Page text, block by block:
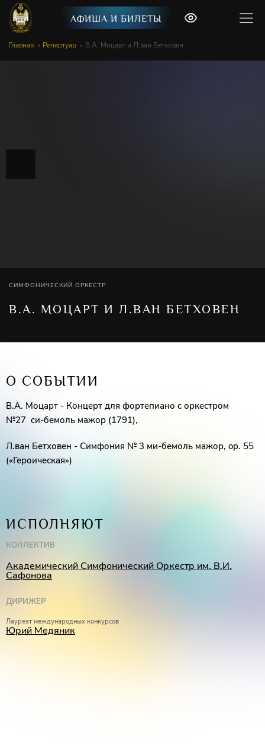
АФИША И БИЛЕТЫ
Главная Репертуар В.А. Моцарт и Л.ван Бетховен
СИМФОНИЧЕСКИЙ ОРКЕСТР
В.А. МОЦАРТ И Л.ВАН БЕТХОВЕН
О СОБЫТИИ
В.А. Моцарт - Концерт для фортепиано с оркестром
№27 cи-бемоль мажор (1791),
Л.ван Бетховен - Симфония № 3 ми-бемоль мажор, op. 55
(«Героическая»)
ИСПОЛНЯЮТ
КОЛЛЕКТИВ
Академический Симфонический Оркестр им. В.И.
Сафонова
ДИРИЖЕР
Лауреат международных конкурсов
Юрий Медяник